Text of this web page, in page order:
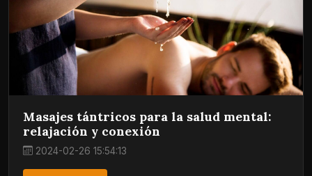
Masajes tántricos para la salud mental:
relajación y conexión
2024-02-26 15:54:13